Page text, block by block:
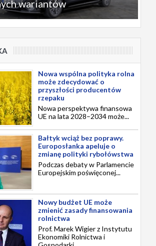
wariantów
Nowa wspólna polityka rolna
może zdecydować o
przyszłości producentów
rzepaku
Nowa perspektywa finansowa
UE na lata 2028–2034 może...
Bałtyk wciąż bez poprawy.
Europosłanka apeluje o
zmianę polityki rybołówstwa
Podczas debaty w Parlamencie
Europejskim poświęconej...
Nowy budżet UE może
zmienić zasady finansowania
rolnictwa
Prof. Marek Wigier z Instytutu
Ekonomiki Rolnictwa i